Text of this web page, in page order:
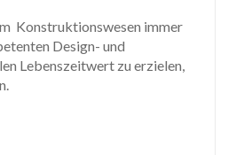
Konstruktionswesen immer
Design- und
Lebenszeitwert zu erzielen,